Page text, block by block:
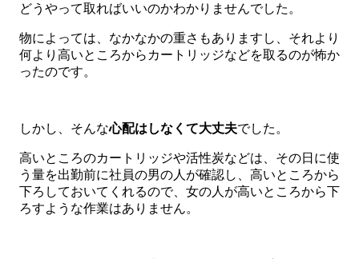
どうやって取ればいいのかわかりませんでした。
物によっては、なかなかの重さもありますし、それより
何より高いところからカートリッジなどを取るのが怖か
ったのです。
しかし、そんな心配はしなくて大丈夫でした。
高いところのカートリッジや活性炭などは、その日に使
う量を出勤前に社員の男の人が確認し、高いところから
下ろしておいてくれるので、女の人が高いところから下
ろすような作業はありません。